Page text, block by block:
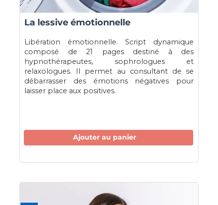
La lessive émotionnelle
Libération émotionnelle. Script dynamique
composé de 21 pages destiné à des
hypnothérapeutes, sophrologues et
relaxologues. Il permet au consultant de se
débarrasser des émotions négatives pour
laisser place aux positives.
Ajouter au panier